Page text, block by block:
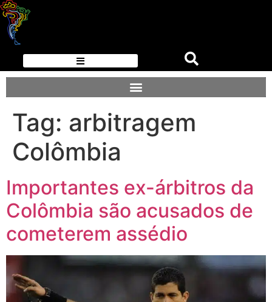
Tag: arbitragem
Colômbia
Importantes ex-árbitros da
Colômbia são acusados de
cometerem assédio